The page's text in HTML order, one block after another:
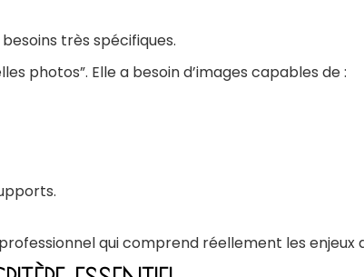
très spécifiques.
photos”. Elle a besoin d’images capables de :
professionnelqui comprend réellement les